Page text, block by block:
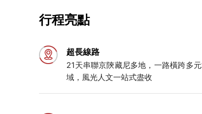
行程亮點
超長線路
21天串聯京陝藏尼多地，一路橫跨多
域，風光人文一站式盡收